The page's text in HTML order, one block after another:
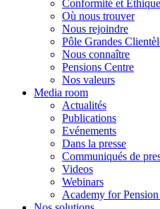
Conformité et Ethique
Où nous trouver
Nous rejoindre
Pôle Grandes
Nous connaître
Pensions Centre
Nos valeurs
Media room
Actualités
Publications
Evénements
Dans la presse
Communiqués de
Videos
Webinars
Academy for